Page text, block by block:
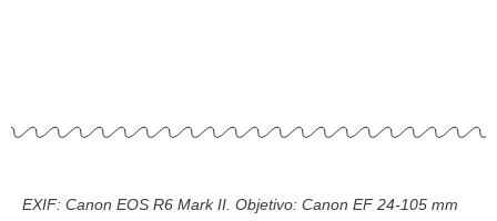
EXIF: Canon EOS R6 Mark II. Objetivo: Canon EF 24-105 mm